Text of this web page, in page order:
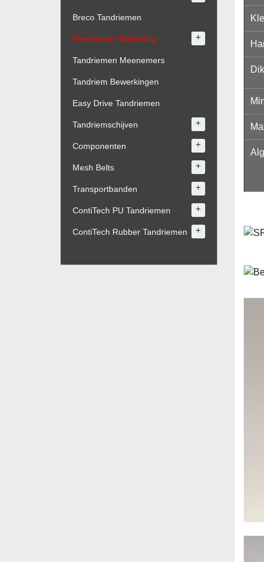
Breco Tandriemen
Tandriemen Bekleding +
Tandriemen Meenemers
Tandriem Bewerkingen
Easy Drive Tandriemen
Tandriemschijven +
Componenten +
Mesh Belts +
Transportbanden +
ContiTech PU Tandriemen +
ContiTech Rubber Tandriemen +